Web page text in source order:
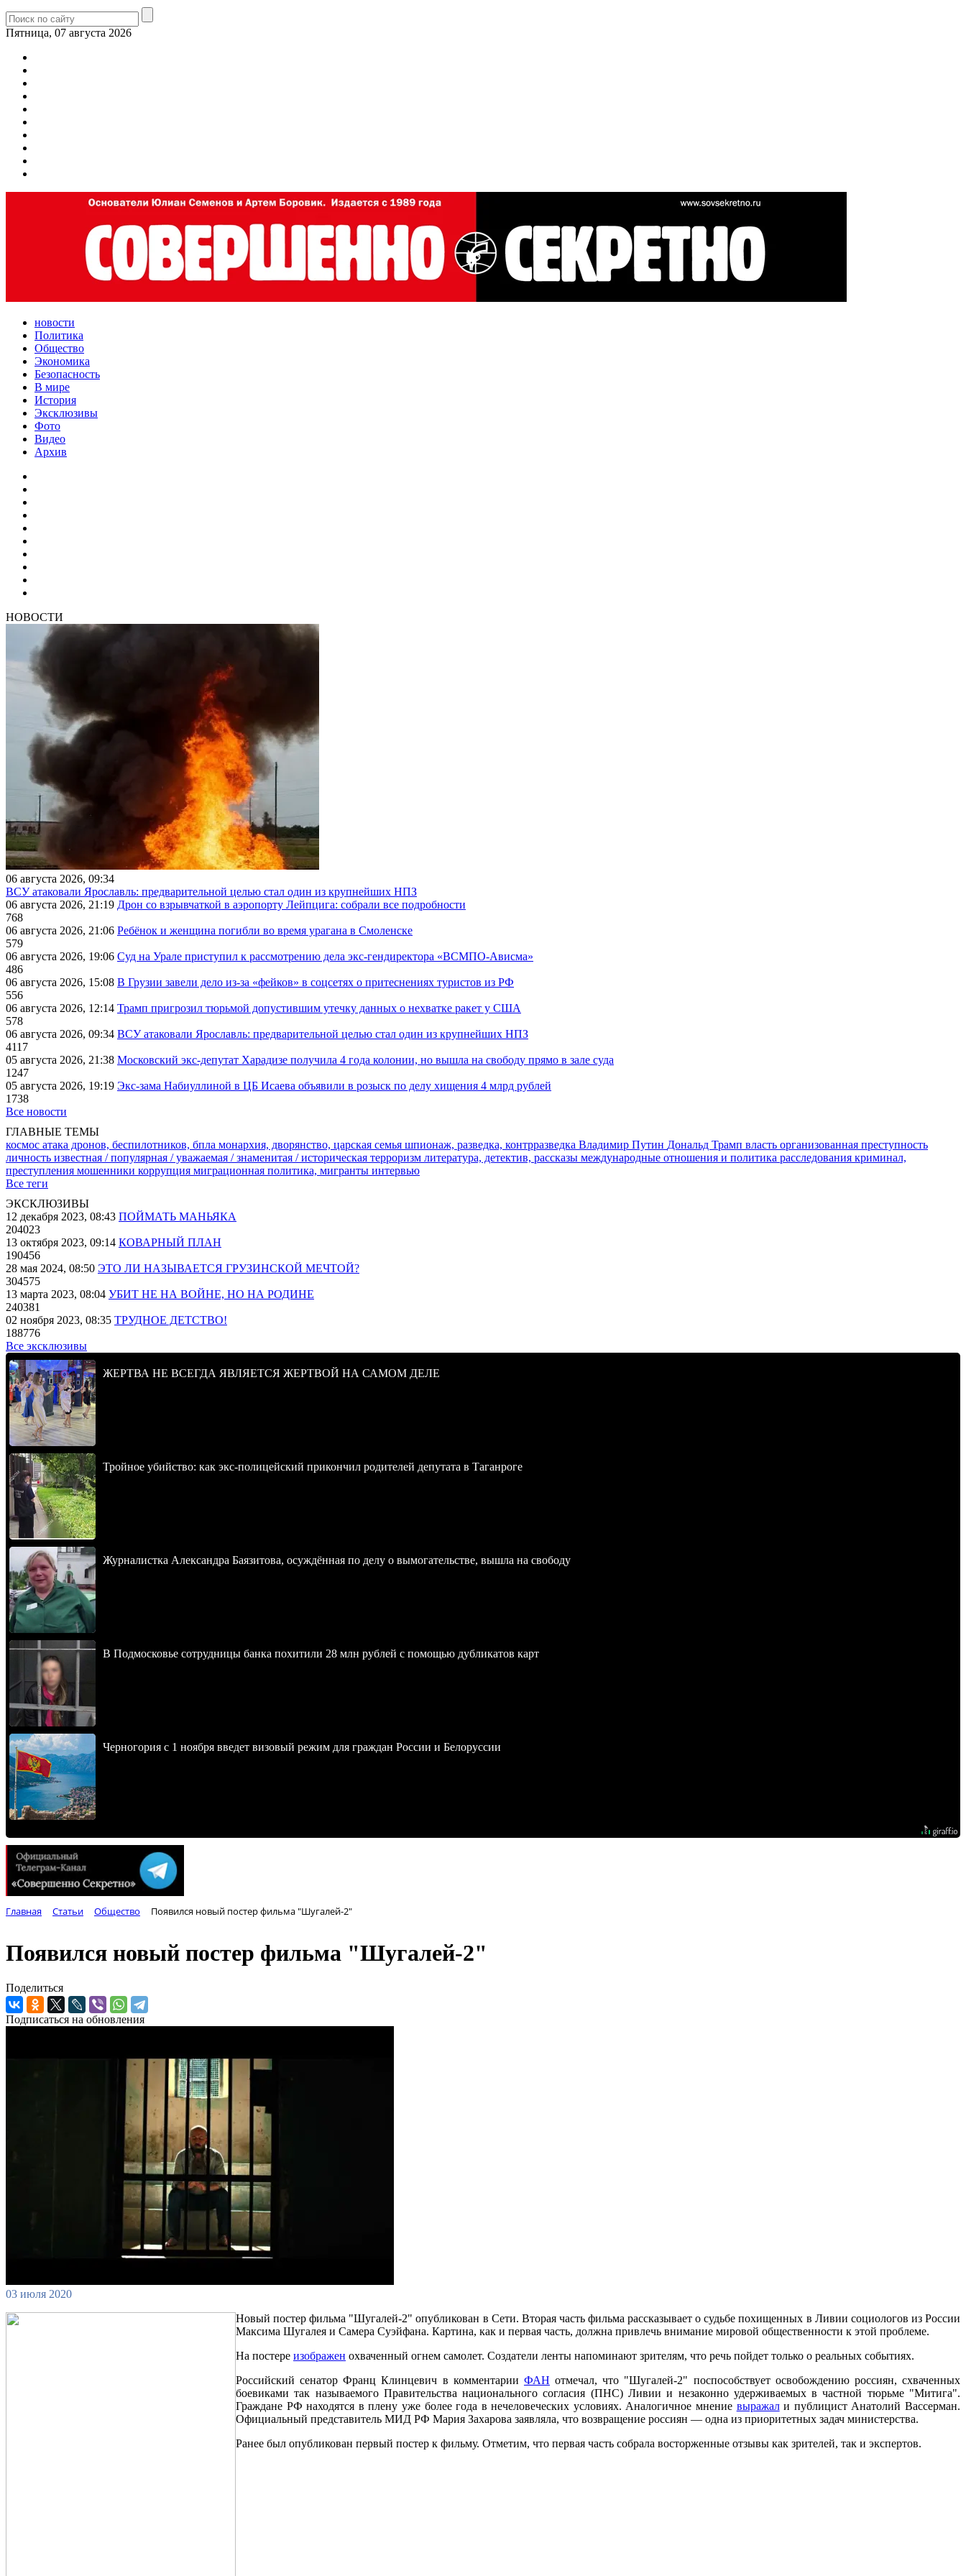
Пятница, 07 августа 2026
новости
Политика
Общество
Экономика
Безопасность
В мире
История
Эксклюзивы
Фото
Видео
Архив
НОВОСТИ
06 августа 2026, 09:34
ВСУ атаковали Ярославль: предварительной целью стал один из крупнейших НПЗ
06 августа 2026, 21:19 Дрон со взрывчаткой в аэропорту Лейпцига: собрали все подробности
768
06 августа 2026, 21:06 Ребёнок и женщина погибли во время урагана в Смоленске
579
06 августа 2026, 19:06 Суд на Урале приступил к рассмотрению дела экс-гендиректора «ВСМПО-Ависма»
486
06 августа 2026, 15:08 В Грузии завели дело из-за «фейков» в соцсетях о притеснениях туристов из РФ
556
06 августа 2026, 12:14 Трамп пригрозил тюрьмой допустившим утечку данных о нехватке ракет у США
578
06 августа 2026, 09:34 ВСУ атаковали Ярославль: предварительной целью стал один из крупнейших НПЗ
4117
05 августа 2026, 21:38 Московский экс-депутат Харадизе получила 4 года колонии, но вышла на свободу прямо в зале суда
1247
05 августа 2026, 19:19 Экс-зама Набиуллиной в ЦБ Исаева объявили в розыск по делу хищения 4 млрд рублей
1738
Все новости
ГЛАВНЫЕ ТЕМЫ
космос атака дронов, беспилотников, бпла монархия, дворянство, царская семья шпионаж, разведка, контрразведка Владимир Путин Дональд Трамп власть организованная преступность
личность известная / популярная / уважаемая / знаменитая / историческая терроризм литература, детектив, рассказы международные отношения и политика расследования криминал,
преступления мошенники коррупция миграционная политика, мигранты интервью
Все теги
ЭКСКЛЮЗИВЫ
12 декабря 2023, 08:43 ПОЙМАТЬ МАНЬЯКА
204023
13 октября 2023, 09:14 КОВАРНЫЙ ПЛАН
190456
28 мая 2024, 08:50 ЭТО ЛИ НАЗЫВАЕТСЯ ГРУЗИНСКОЙ МЕЧТОЙ?
304575
13 марта 2023, 08:04 УБИТ НЕ НА ВОЙНЕ, НО НА РОДИНЕ
240381
02 ноября 2023, 08:35 ТРУДНОЕ ДЕТСТВО!
188776
Все эксклюзивы
ЖЕРТВА НЕ ВСЕГДА ЯВЛЯЕТСЯ ЖЕРТВОЙ НА САМОМ ДЕЛЕ
Тройное убийство: как экс-полицейский прикончил родителей депутата в Таганроге
Журналистка Александра Баязитова, осуждённая по делу о вымогательстве, вышла на свободу
В Подмосковье сотрудницы банка похитили 28 млн рублей с помощью дубликатов карт
Черногория с 1 ноября введет визовый режим для граждан России и Белоруссии
Главная Статьи Общество Появился новый постер фильма "Шугалей-2"
Появился новый постер фильма "Шугалей-2"
Поделиться
Подписаться на обновления
03 июля 2020
Новый постер фильма "Шугалей-2" опубликован в Сети. Вторая часть фильма рассказывает о судьбе похищенных в Ливии социологов из России
Максима Шугалея и Самера Суэйфана. Картина, как и первая часть, должна привлечь внимание мировой общественности к этой проблеме.
На постере изображен охваченный огнем самолет. Создатели ленты напоминают зрителям, что речь пойдет только о реальных событиях.
Российский сенатор Франц Клинцевич в комментарии ФАН отмечал, что "Шугалей-2" поспособствует освобождению россиян, схваченных
боевиками так называемого Правительства национального согласия (ПНС) Ливии и незаконно удерживаемых в частной тюрьме "Митига".
Граждане РФ находятся в плену уже более года в нечеловеческих условиях. Аналогичное мнение выражали публицист Анатолий Вассерман.
Официальный представитель МИД РФ Мария Захарова заявляла, что возвращение россиян — одна из приоритетных задач министерства.
Ранее был опубликован первый постер к фильму. Отметим, что первая часть собрала восторженные отзывы как зрителей, так и экспертов.